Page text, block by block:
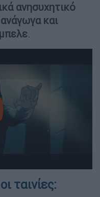
ανησυχητικό
και
.
ταινίες: